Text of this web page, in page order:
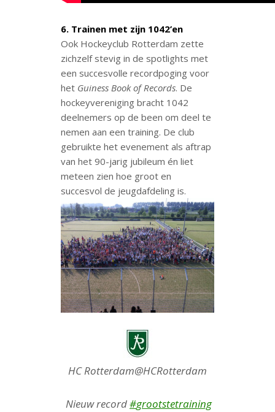
6. Trainen met zijn 1042’en
Ook Hockeyclub Rotterdam zette
zichzelf stevig in de spotlights met
een succesvolle recordpoging voor
het Guiness Book of Records. De
hockeyvereniging bracht 1042
deelnemers op de been om deel te
nemen aan een training. De club
gebruikte het evenement als aftrap
van het 90-jarig jubileum én liet
meteen zien hoe groot en
succesvol de jeugdafdeling is.
HC Rotterdam@HCRotterdam
Nieuw record#grootstetraining